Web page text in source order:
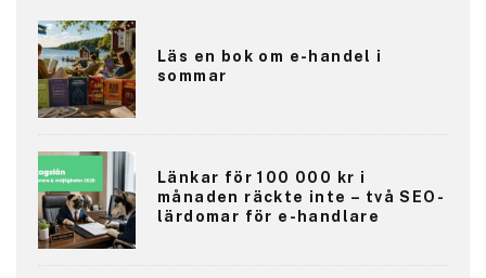
Läs en bok om e-handel i
sommar
Länkar för 100 000 kr i
månaden räckte inte – två SEO-
lärdomar för e-handlare